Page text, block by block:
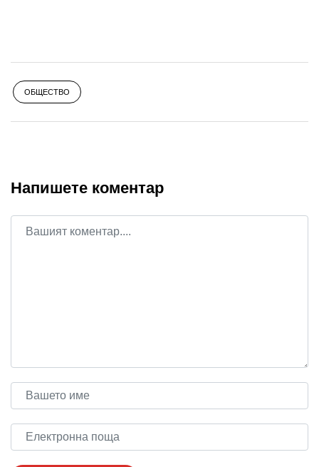
ОБЩЕСТВО
Напишете коментар